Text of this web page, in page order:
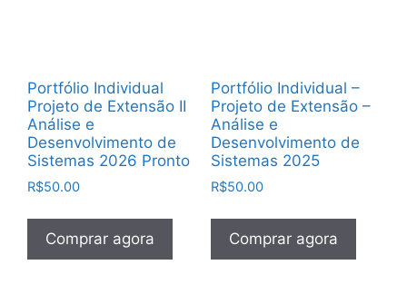
Portfólio Individual
Projeto de Extensão II
Análise e
Desenvolvimento de
Sistemas 2026 Pronto
R$50.00
Comprar agora
Portfólio Individual –
Projeto de Extensão –
Análise e
Desenvolvimento de
Sistemas 2025
R$50.00
Comprar agora